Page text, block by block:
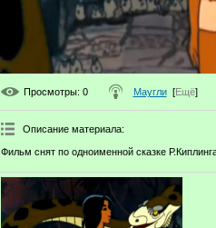
Просмотры: 0 Маугли [Ещё]
Описание материала:
Фильм снят по одноименной сказке